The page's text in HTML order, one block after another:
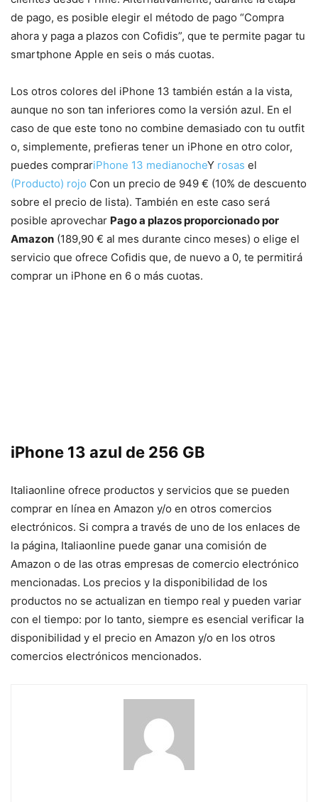
de pago, es posible elegir el método de pago “Compra
ahora y paga a plazos con Cofidis”, que te permite pagar tu
smartphone Apple en seis o más cuotas.
Los otros colores del iPhone 13 también están a la vista,
aunque no son tan inferiores como la versión azul. En el
caso de que este tono no combine demasiado con tu outfit
o, simplemente, prefieras tener un iPhone en otro color,
puedes comprariPhone 13 medianocheY rosas el
(Producto) rojo Con un precio de 949 € (10% de descuento
sobre el precio de lista). También en este caso será
posible aprovechar Pago a plazos proporcionado por
Amazon (189,90 € al mes durante cinco meses) o elige el
servicio que ofrece Cofidis que, de nuevo a 0, te permitirá
comprar un iPhone en 6 o más cuotas.
iPhone 13 azul de 256 GB
Italiaonline ofrece productos y servicios que se pueden
comprar en línea en Amazon y/o en otros comercios
electrónicos. Si compra a través de uno de los enlaces de
la página, Italiaonline puede ganar una comisión de
Amazon o de las otras empresas de comercio electrónico
mencionadas. Los precios y la disponibilidad de los
productos no se actualizan en tiempo real y pueden variar
con el tiempo: por lo tanto, siempre es esencial verificar la
disponibilidad y el precio en Amazon y/o en los otros
comercios electrónicos mencionados.